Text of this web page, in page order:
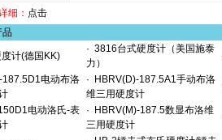
细： 点击
品
计(德国KK)
· 3816台式硬度计（美国施泰
力）
187.5D1电动布洛
· HBRV(D)-187.5A1手动布洛
维三用硬度计
电动洛氏-表
· HBRV(M)-187.5数显布洛维
三用硬度计